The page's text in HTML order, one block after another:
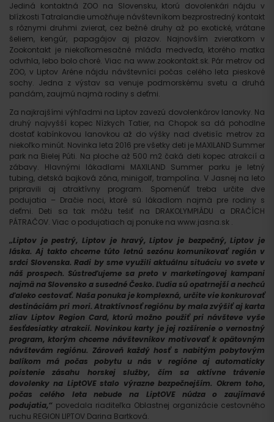
Jediná kontaktná ZOO na Slovensku, ktorú dovolenkári nájdu v
blízkosti Tatralandie umožňuje návštevníkom bezprostredný kontakt
s rôznymi druhmi zvierat, cez bežné druhy až po exotické, vrátane
šeliem, kengúr, papagájov aj plazov. Najnovším zvieratkom v
Zookontakt je niekoľkomesačné mláďa medveďa, ktorého matka
odvrhla, lebo bolo choré. Viac na www.zookontakt.sk. Pár metrov od
ZOO, v Liptov Aréne nájdu návštevníci počas celého leta pieskové
sochy. Jedna z výstav sa venuje podmorskému svetu a druhá
pandám, zaujmú najmä rodiny s deťmi.
Za najkrajšími výhľadmi na Liptov zavezú dovolenkárov lanovky. Na
druhý najvyšší kopec Nízkych Tatier, na Chopok sa dá pohodlne
dostať kabínkovou lanovkou až do výšky nad dvetisíc metrov za
niekoľko minút. Novinka leta 2016 pre všetky deti je MAXILAND Summer
park na Bielej Púti. Na ploche až 500 m2 čaká deti kopec atrakcií a
zábavy. Hlavnými lákadlami MAXILAND Summer parku je letný
tubing, detská bajková zóna, minigolf, trampolína. V Jasnej na leto
pripravili aj atraktívny program. Spomenúť treba určite dve
podujatia – Dračie noci, ktoré sú lákadlom najmä pre rodiny s
deťmi. Deti sa tak môžu tešiť na DRAKOLYMPIÁDU a DRAČÍCH
PÁTRAČOV. Viac o podujatiach aj ponuke na www.jasna.sk .
„Liptov je pestrý, Liptov je hravý, Liptov je bezpečný, Liptov je
láska. Aj takto chceme túto letnú sezónu komunikovať región v
srdci Slovenska. Radi by sme využili aktuálnu situáciu vo svete v
náš prospech. Sústreďujeme sa preto v marketingovej kampani
najmä na Slovensko a susedné Česko. Ľudia sú opatrnejší a nechcú
ďaleko cestovať. Naša ponuka je komplexná, určite vie konkurovať
destináciám pri mori. Atraktívnosť regiónu by mala zvýšiť aj karta
zliav Liptov Region Card, ktorú možno použiť pri návšteve vyše
šesťdesiatky atrakcií. Novinkou karty je jej rozšírenie o vernostný
program, ktorým chceme návštevníkov motivovať k opätovným
návštevám regiónu. Zároveň každý hosť s nabitým pobytovým
balíkom má počas pobytu u nás v regióne aj automaticky
poistenie zásahu horskej služby, čím sa aktívne trávenie
dovolenky na LiptOVE stalo výrazne bezpečnejším. Okrem toho,
počas celého leta nebude na LiptOVE núdza o zaujímavé
podujatia,“ povedala riaditeľka Oblastnej organizácie cestovného
ruchu REGION LIPTOV Darina Bartková.